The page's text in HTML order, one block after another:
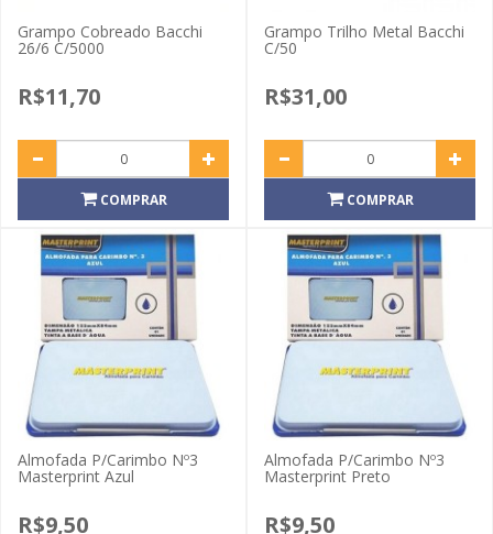
Grampo Cobreado Bacchi
26/6 C/5000
R$11,70
COMPRAR
Grampo Trilho Metal Bacchi
C/50
R$31,00
COMPRAR
Almofada P/Carimbo Nº3
Masterprint Azul
R$9,50
Almofada P/Carimbo Nº3
Masterprint Preto
R$9,50